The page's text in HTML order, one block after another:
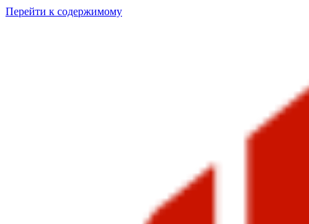
Перейти к содержимому